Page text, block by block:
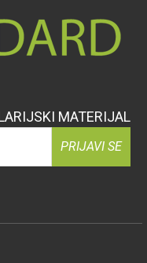
MATERIJAL
PRIJAVI SE